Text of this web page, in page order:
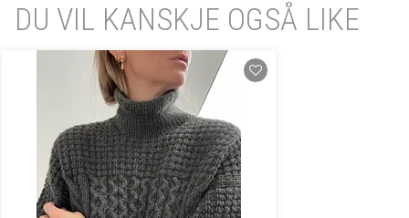
DU VIL KANSKJE OGSÅ LIKE